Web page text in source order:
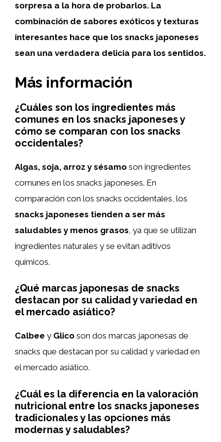
sorpresa a la hora de probarlos. La
combinación de sabores exóticos y texturas
interesantes hace que los snacks japoneses
sean una verdadera delicia para los sentidos.
Más información
¿Cuáles son los ingredientes más
comunes en los snacks japoneses y
cómo se comparan con los snacks
occidentales?
Algas, soja, arroz y sésamo son ingredientes
comunes en los snacks japoneses. En
comparación con los snacks occidentales, los
snacks japoneses tienden a ser más
saludables y menos grasos , ya que se utilizan
ingredientes naturales y se evitan aditivos
químicos.
¿Qué marcas japonesas de snacks
destacan por su calidad y variedad en
el mercado asiático?
Calbee y Glico son dos marcas japonesas de
snacks que destacan por su calidad y variedad en
el mercado asiático.
¿Cuál es la diferencia en la valoración
nutricional entre los snacks japoneses
tradicionales y las opciones más
modernas y saludables?